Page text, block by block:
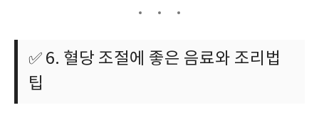
✅ 6. 혈당 조절에 좋은 음료와 조리법
팁